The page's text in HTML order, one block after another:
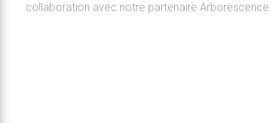
collaboration avec notre partenaire